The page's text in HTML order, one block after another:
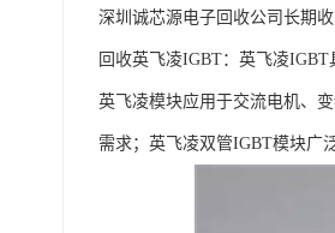
深圳诚芯源电子回收公司长期
回收英飞凌IGBT：英飞凌
英飞凌模块应用于交流电机、
需求；英飞凌双管IGBT模块广